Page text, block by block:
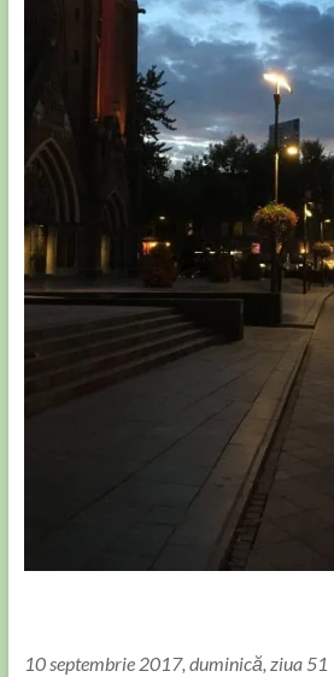
10 septembrie 2017, duminică, ziua 51